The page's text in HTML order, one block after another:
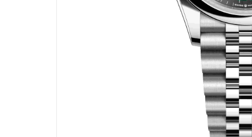
大连市中山区人民路15号国际金融大厦7层G
佛山市禅城区季华五路57号万科金融中心C
东莞市东城街道鸿福东路1号民盈国贸中心
无锡市梁溪区人民中路139号恒隆广场写字
南通市崇川区工农路57号圆融广场写字楼16
苏州市苏州工业园区星港街199号苏州中心
武汉市江汉区解放大道686号世界贸易大厦
南宁市青秀区金湖路59号地王大厦12楼1224
合肥市蜀山区潜山路111号万象城华润大厦B
泉州市丰泽区宝洲路729号浦西万达中心写